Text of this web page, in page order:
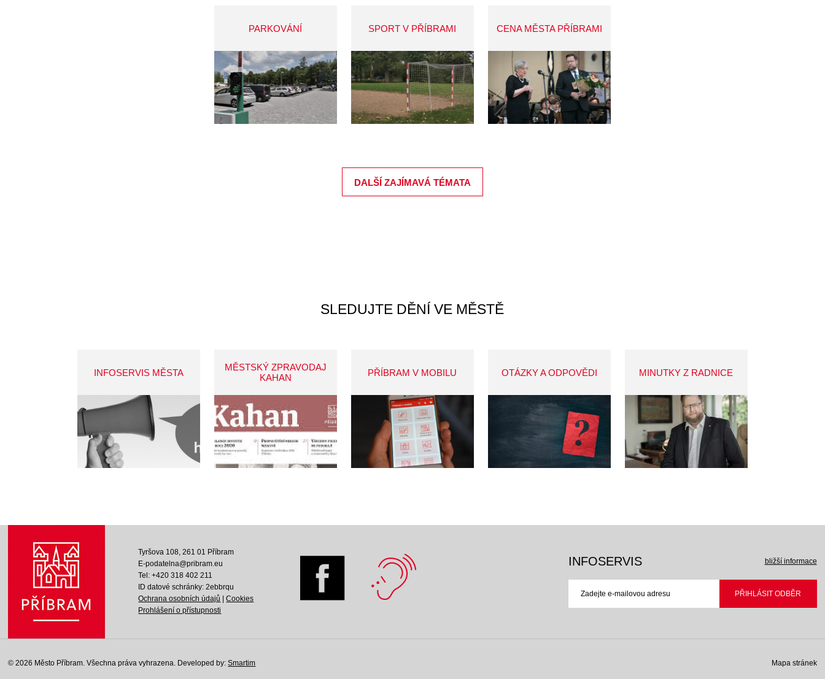
PARKOVÁNÍ SPORT V PŘÍBRAMI CENA MĚSTA PŘÍBRAMI
DALŠÍ ZAJÍMAVÁ TÉMATA
SLEDUJTE DĚNÍ VE MĚSTĚ
INFOSERVIS MĚSTA
MĚSTSKÝ ZPRAVODAJ
KAHAN
PŘÍBRAM V MOBILU OTÁZKY A ODPOVĚDI MINUTKY Z RADNICE
Tyršova 108, 261 01 Příbram
E-podatelna@pribram.eu
Tel: +420 318 402 211
ID datové schránky: 2ebbrqu
Ochrana osobních údajů
|Cookies
Prohlášení o přístupnosti
INFOSERVIS bližší informace
© 2026 Město Příbram. Všechna práva vyhrazena. Developed by:Smartim Mapa stránek